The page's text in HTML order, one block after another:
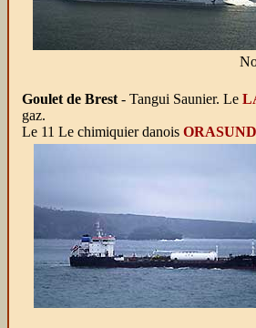
Goulet de Brest - Tangui Saunier. Le
gaz.
Le 11 Le chimiquier danois ORASUND